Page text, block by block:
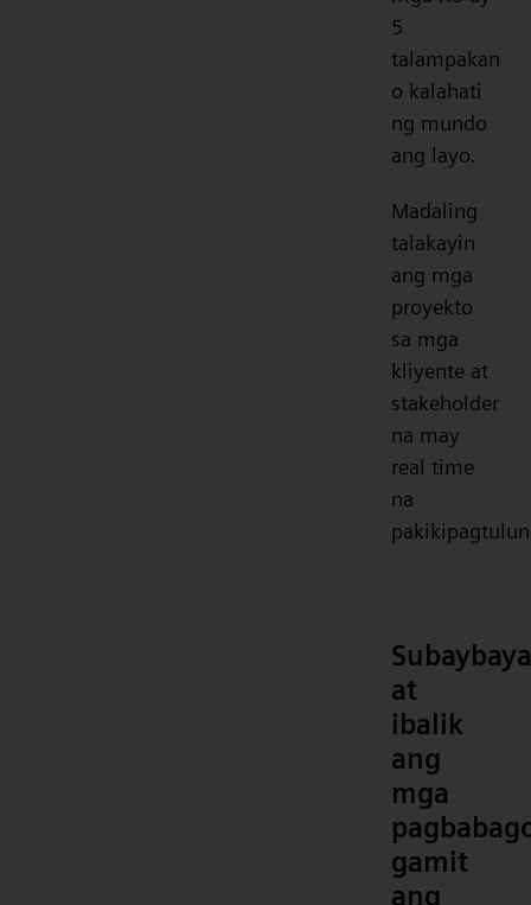
5
talampakan
o kalahati
ng mundo
ang layo.
Madaling
talakayin
ang mga
proyekto
sa mga
kliyente at
stakeholder
na may
real time
na
at
ibalik
ang
mga
gamit
ang